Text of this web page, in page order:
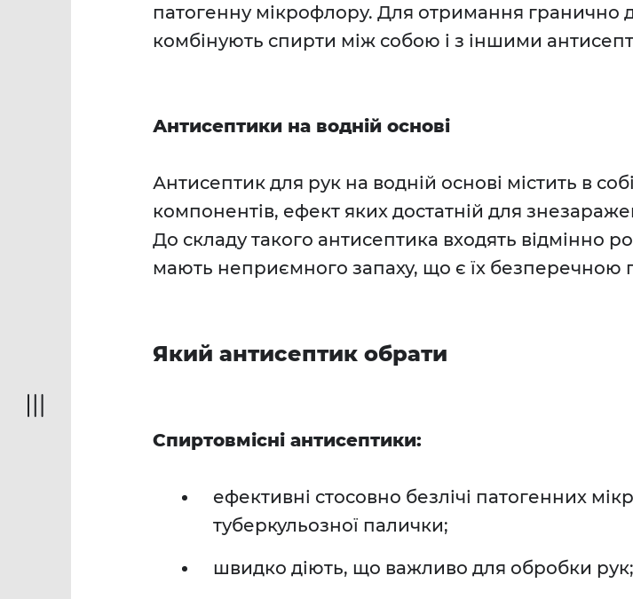
патогенну мікрофлору. Для отримання гранично
комбінують спирти між собою і з іншими
Антисептики на водній основі
Антисептик для рук на водній основі містить в
компонентів, ефект яких достатній для
До складу такого антисептика входять відмінно
мають неприємного запаху, що є їх безперечною
Який антисептик обрати
Спиртовмісні антисептики:
ефективні стосовно безлічі патогенних
туберкульозної палички;
швидко діють, що важливо для обробки рук;